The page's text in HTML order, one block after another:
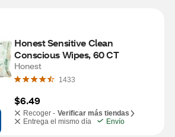
Honest Sensitive Clean
Conscious Wipes, 60 CT
Honest
1433
$6.49
Recoger - Verificar más tiendas
Entrega el mismo día
Envío